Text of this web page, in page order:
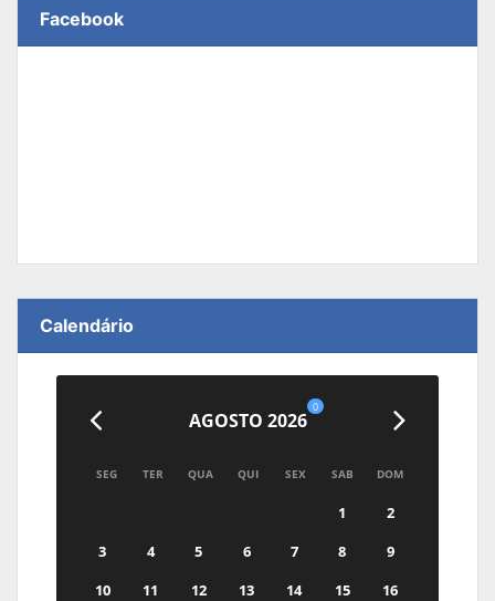
Facebook
Calendário
AGOSTO 2026
0
SEG TER QUA QUI SEX SAB DOM
1
2
3
4 5 6 7 8
9
10
11 12 13 14 15
16